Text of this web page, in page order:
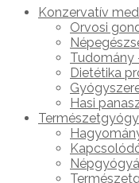
Konzervatív
Orvosi
Tudomány
Dietétika
Hasi